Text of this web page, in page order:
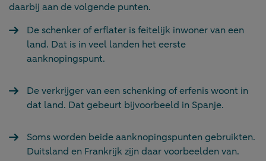
daarbij aan de volgende punten.
De schenker of erflater is feitelijk inwoner van een
land. Dat is in veel landen het eerste
aanknopingspunt.
De verkrijger van een schenking of erfenis woont in
dat land. Dat gebeurt bijvoorbeeld in Spanje.
Soms worden beide aanknopingspunten gebruikten.
Duitsland en Frankrijk zijn daar voorbeelden van.